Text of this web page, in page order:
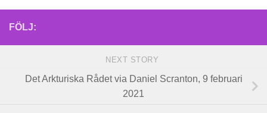
FÖLJ:
NEXT STORY
Det Arkturiska Rådet via Daniel Scranton, 9 februari
2021